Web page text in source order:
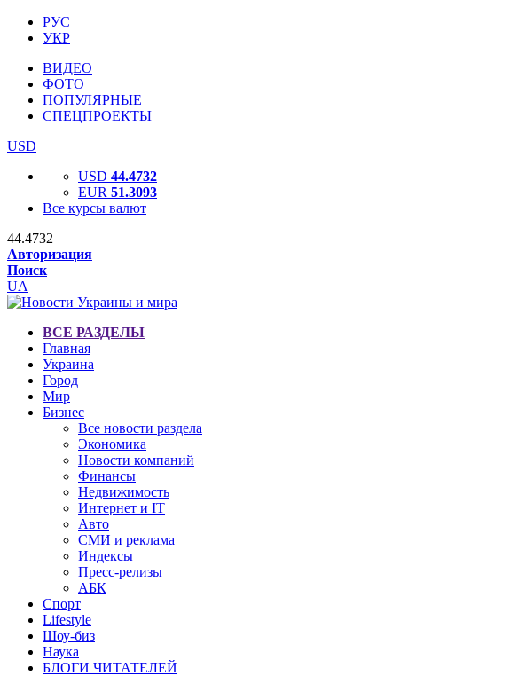
РУС
УКР
ВИДЕО
ФОТО
ПОПУЛЯРНЫЕ
СПЕЦПРОЕКТЫ
USD
USD 44.4732
EUR 51.3093
Все курсы валют
44.4732
Авторизация
Поиск
UA
ВСЕ РАЗДЕЛЫ
Главная
Украина
Город
Мир
Бизнес
Все новости раздела
Экономика
Новости компаний
Финансы
Недвижимость
Интернет и IT
Авто
СМИ и реклама
Индексы
Пресс-релизы
АБК
Спорт
Lifestyle
Шоу-биз
Наука
БЛОГИ ЧИТАТЕЛЕЙ